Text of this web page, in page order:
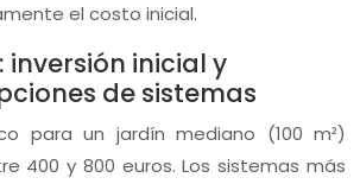
el costo inicial.
inversión inicial y
de sistemas
para un jardín mediano (100 m²)
400 y 800 euros. Los sistemas más